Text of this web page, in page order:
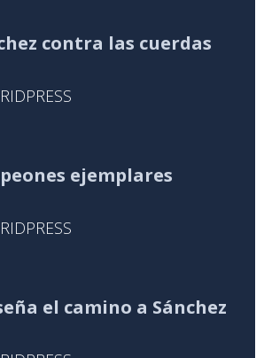
contra las cuerdas
ejemplares
el camino a Sánchez